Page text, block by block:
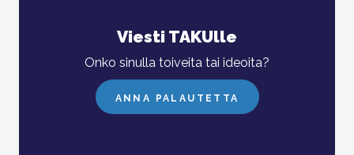
Viesti TAKUlle
Onko sinulla toiveita tai ideoita?
ANNA PALAUTETTA